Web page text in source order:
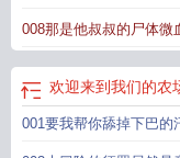
008那是他叔叔的尸体微
欢迎来到我们的农
001要我帮你舔掉下巴的